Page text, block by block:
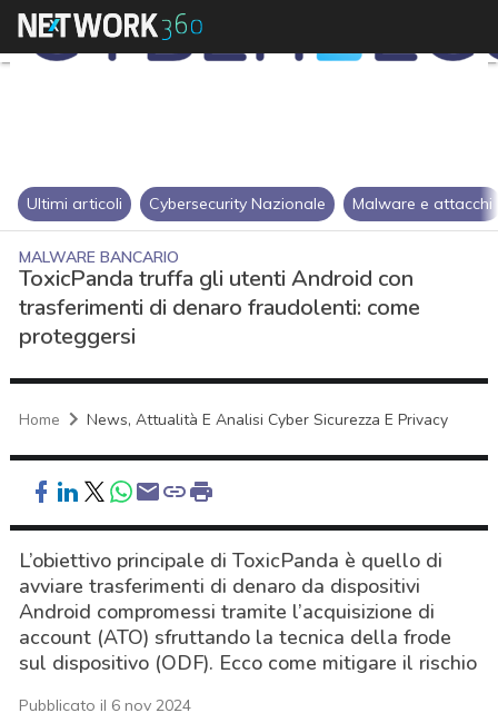
Ultimi articoli Cybersecurity Nazionale Malware e attacchi
MALWARE BANCARIO
ToxicPanda truffa gli utenti Android con
trasferimenti di denaro fraudolenti: come
proteggersi
Home News, Attualità E Analisi Cyber Sicurezza E Privacy
L’obiettivo principale di ToxicPanda è quello di
avviare trasferimenti di denaro da dispositivi
Android compromessi tramite l’acquisizione di
account (ATO) sfruttando la tecnica della frode
sul dispositivo (ODF). Ecco come mitigare il rischio
Pubblicato il 6 nov 2024